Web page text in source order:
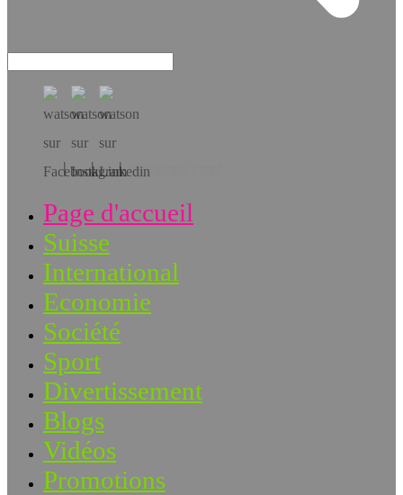
Téléchargez l’app!
Page d'accueil
Suisse
International
Economie
Société
Sport
Divertissement
Blogs
Vidéos
Promotions